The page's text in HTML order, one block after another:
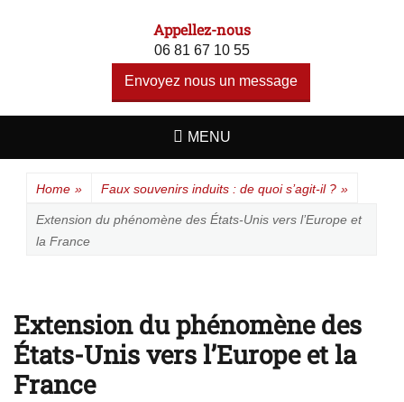
A F S I - ALERTE
SOUVENIRS
INDUITS
Appellez-nous
06 81 67 10 55
Envoyez nous un message
MENU
Home » Faux souvenirs induits : de quoi s’agit-il ? »
Extension du phénomène des États-Unis vers l’Europe et
la France
Extension du phénomène des
États-Unis vers l’Europe et la
France